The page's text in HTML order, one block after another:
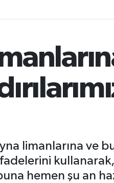
BITCOIN
limanlarına ve
hemen şu an